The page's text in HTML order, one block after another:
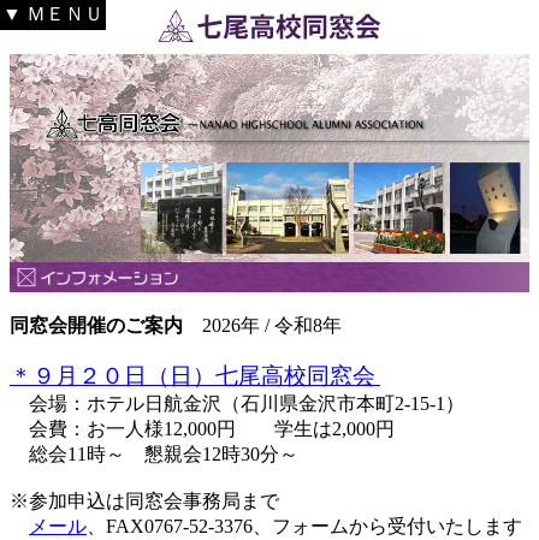
▼ ＭＥＮＵ
同窓会開催のご案内 2026年 / 令和8年
＊９月２０日（日）七尾高校同窓会
会場：ホテル日航金沢（石川県金沢市本町2-15-1）
会費：お一人様12,000円 学生は2,000円
総会11時～ 懇親会12時30分～
※参加申込は同窓会事務局まで
メール 、FAX0767-52-3376、フォームから受付いたします